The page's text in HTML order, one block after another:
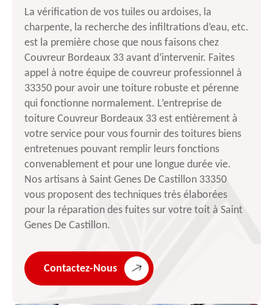
La vérification de vos tuiles ou ardoises, la
charpente, la recherche des infiltrations d’eau, etc.
est la première chose que nous faisons chez
Couvreur Bordeaux 33 avant d’intervenir. Faites
appel à notre équipe de couvreur professionnel à
33350 pour avoir une toiture robuste et pérenne
qui fonctionne normalement. L’entreprise de
toiture Couvreur Bordeaux 33 est entièrement à
votre service pour vous fournir des toitures biens
entretenues pouvant remplir leurs fonctions
convenablement et pour une longue durée vie.
Nos artisans à Saint Genes De Castillon 33350
vous proposent des techniques très élaborées
pour la réparation des fuites sur votre toit à Saint
Genes De Castillon.
Contactez-Nous